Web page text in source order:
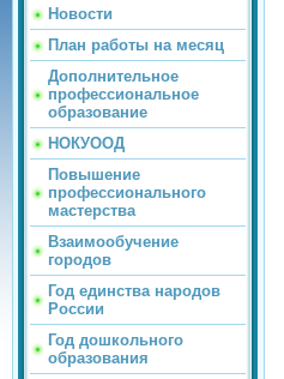
Новости
План работы на месяц
Дополнительное
профессиональное
образование
НОКУООД
Повышение
профессионального
мастерства
Взаимообучение
городов
Год единства народов
России
Год дошкольного
образования